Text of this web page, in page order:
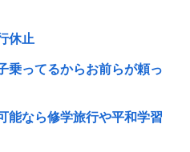
休止
乗ってるからお前らが頼っ
能なら修学旅行や平和学習